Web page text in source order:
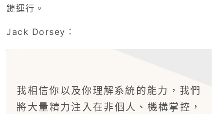
鏈運行。
Jack Dorsey：
我相信你以及你理解系統的能力，我們
將大量精力注入在非個人、機構掌控，